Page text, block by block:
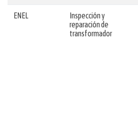
ENEL
Inspección y
reparación de
transformador